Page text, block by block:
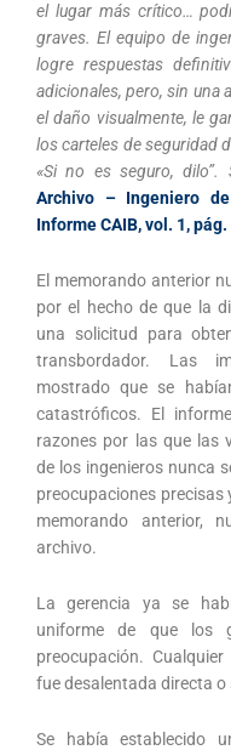
el lugar más crítico…
graves. El equipo de
logre respuestas
adicionales, pero, sin una
el daño visualmente, le
los carteles de seguridad
«Si no es seguro, dilo”.
Archivo – Ingeniero
Informe CAIB, vol. 1,
El memorando anterior
por el hecho de que la
una solicitud para
transbordador. Las
mostrado que se
catastróficos. El
razones por las que las
de los ingenieros nunca
preocupaciones precisas
memorando anterior,
archivo.
La gerencia ya se
uniforme de que los
preocupación.
fue desalentada directa o
Se había establecido